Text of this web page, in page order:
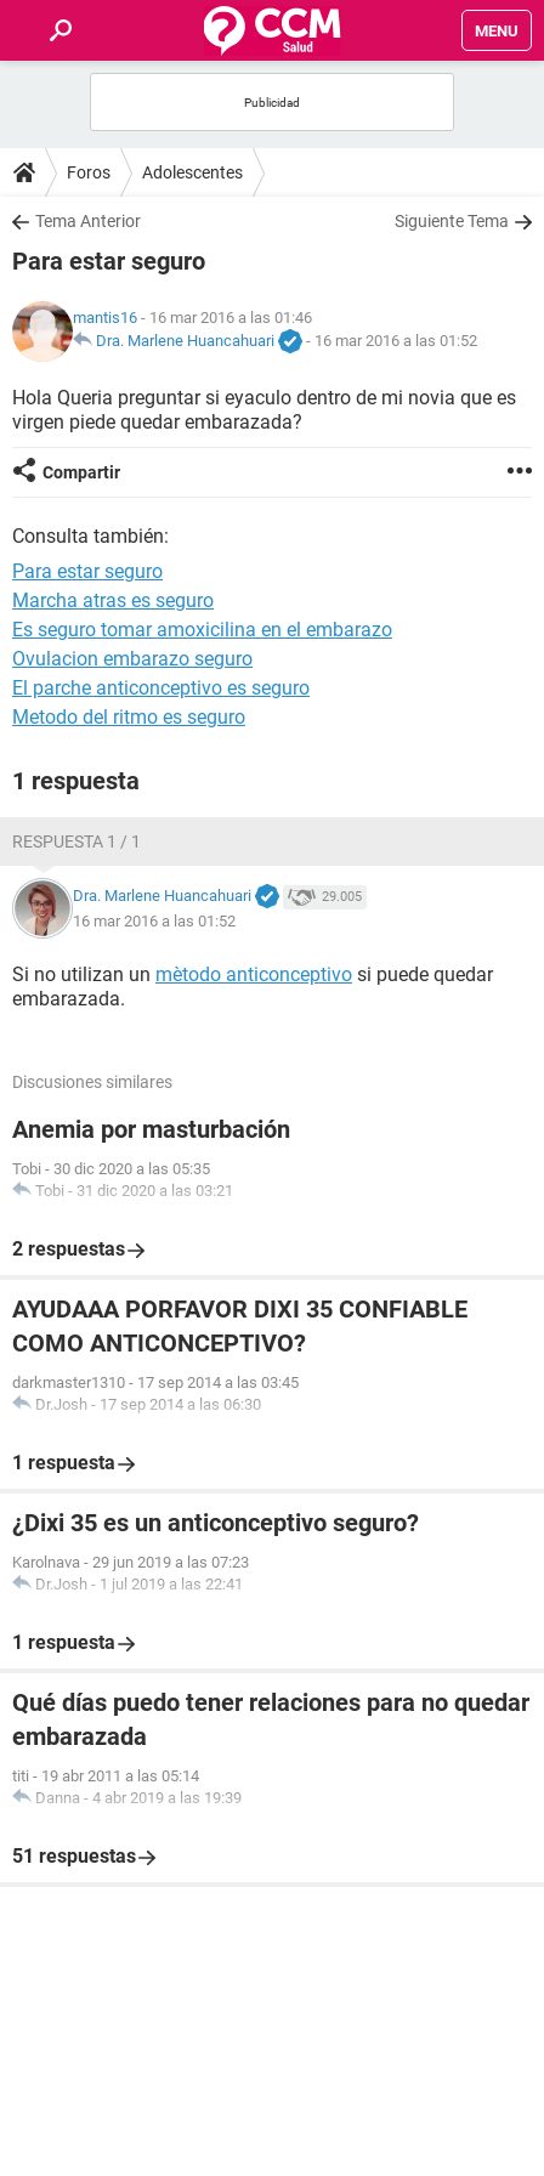
MENU
FOROS
SALUD
NUTRICIÓN
BIENESTAR
SEXUALIDAD
GLOSARIO
Foros Adolescentes
Tema Anterior Siguiente Tema
Para estar seguro
mantis16 - 16 mar 2016 a las 01:46
Dra. Marlene Huancahuari
- 16 mar 2016 a las 01:52
Hola Queria preguntar si eyaculo dentro de mi novia que es
virgen piede quedar embarazada?
Compartir
Consulta también:
Para estar seguro
Marcha atras es seguro
Es seguro tomar amoxicilina en el embarazo
Ovulacion embarazo seguro
El parche anticonceptivo es seguro
Metodo del ritmo es seguro
1 respuesta
RESPUESTA 1 / 1
Dra. Marlene Huancahuari 29.005
16 mar 2016 a las 01:52
Si no utilizan un mètodo anticonceptivo si puede quedar
embarazada.
Discusiones similares
Anemia por masturbación
Tobi - 30 dic 2020 a las 05:35
Tobi - 31 dic 2020 a las 03:21
2 respuestas
AYUDAAA PORFAVOR DIXI 35 CONFIABLE
COMO ANTICONCEPTIVO?
darkmaster1310 - 17 sep 2014 a las 03:45
Dr.Josh - 17 sep 2014 a las 06:30
1 respuesta
¿Dixi 35 es un anticonceptivo seguro?
Karolnava - 29 jun 2019 a las 07:23
Dr.Josh - 1 jul 2019 a las 22:41
1 respuesta
Qué días puedo tener relaciones para no quedar
embarazada
titi - 19 abr 2011 a las 05:14
Danna - 4 abr 2019 a las 19:39
51 respuestas